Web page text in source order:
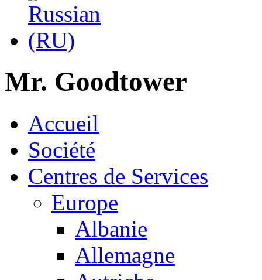
Mr. Goodtower
Accueil
Société
Centres de Services
Europe
Albanie
Allemagne